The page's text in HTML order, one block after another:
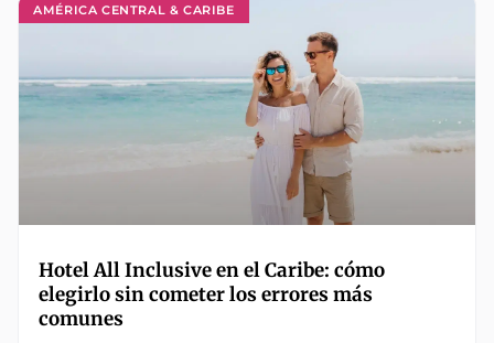
AMÉRICA CENTRAL & CARIBE
Hotel All Inclusive en el Caribe: cómo
elegirlo sin cometer los errores más
comunes